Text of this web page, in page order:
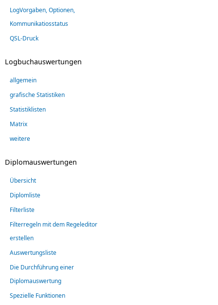
LogVorgaben, Optionen,
Kommunikatiosstatus
QSL-Druck
Logbuchauswertungen
allgemein
grafische Statistiken
Statistiklisten
Matrix
weitere
Diplomauswertungen
Übersicht
Diplomliste
Filterliste
Filterregeln mit dem Regeleditor
erstellen
Auswertungsliste
Die Durchführung einer
Diplomauswertung
Spezielle Funktionen